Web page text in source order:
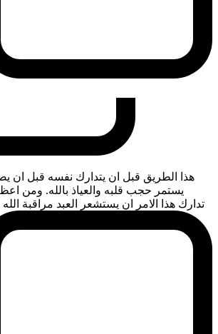
هذا الطريق قبل ان يتدارك نفسه قبل ان
يستمر حجب قلبه والعياذ بالله. ومن
تدارك هذا الامر ان يستشعر العبد مراقبة